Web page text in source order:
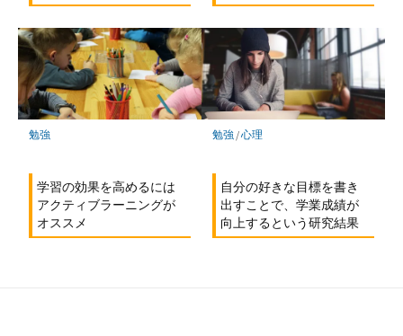
勉強
学習の効果を高めるには
アクティブラーニングが
オススメ
勉強/心理
自分の好きな目標を書き
出すことで、学業成績が
向上するという研究結果